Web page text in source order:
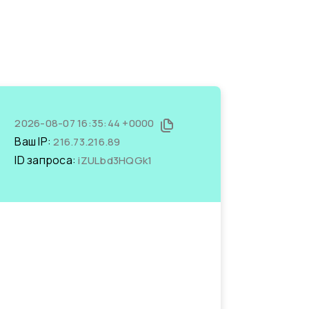
2026-08-07 16:35:44 +0000
Ваш IP:216.73.216.89
ID запроса:iZULbd3HQGk1